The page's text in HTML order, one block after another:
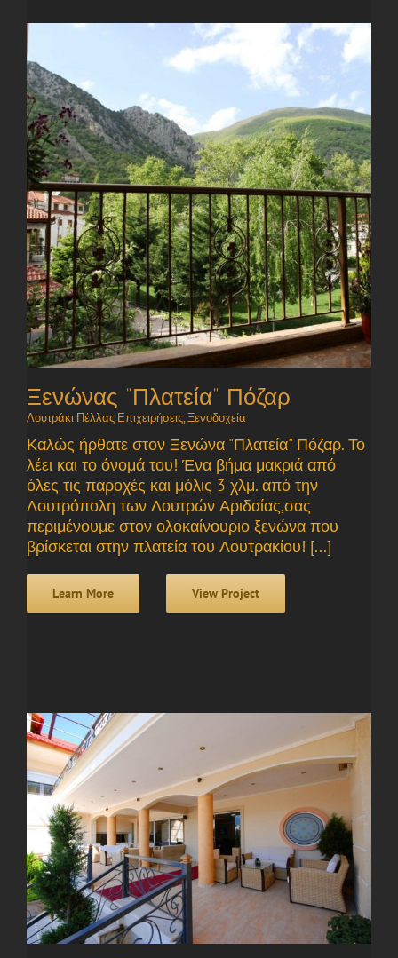
Ξενώνας “Πλατεία” Πόζαρ
Λουτράκι Πέλλας Επιχειρήσεις,Ξενοδοχεία
Καλώς ήρθατε στον Ξενώνα "Πλατεία" Πόζαρ. Το
λέει και το όνομά του! Ένα βήμα μακριά από
όλες τις παροχές και μόλις 3 χλμ. από την
Λουτρόπολη των Λουτρών Αριδαίας,σας
περιμένουμε στον ολοκαίνουριο ξενώνα που
βρίσκεται στην πλατεία του Λουτρακίου! [...]
Learn More View Project